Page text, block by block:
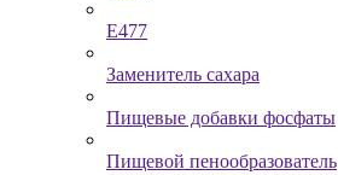
Е477
Заменитель сахара
Пищевые добавки фосфаты
Пищевой пенообразователь